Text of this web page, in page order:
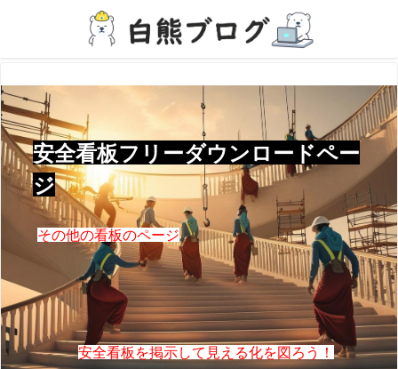
安全看板フリーダウンロードペー
ジ
その他の看板のページ
安全看板を掲示して見える化を図ろう！